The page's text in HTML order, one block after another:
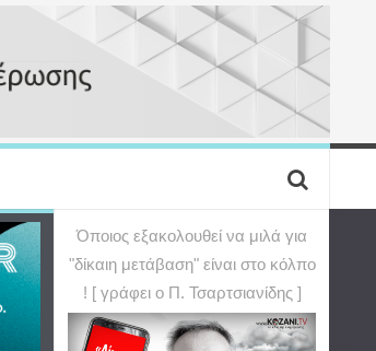
Όποιος εξακολουθεί να μιλά για
"δίκαιη μετάβαση" είναι στο κόλπο
! [ γράφει ο Π. Τσαρτσιανίδης ]